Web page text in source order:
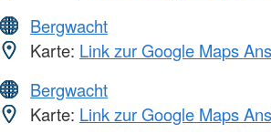
Bergwacht
Karte: Link zur Google Maps
Bergwacht
Karte: Link zur Google Maps